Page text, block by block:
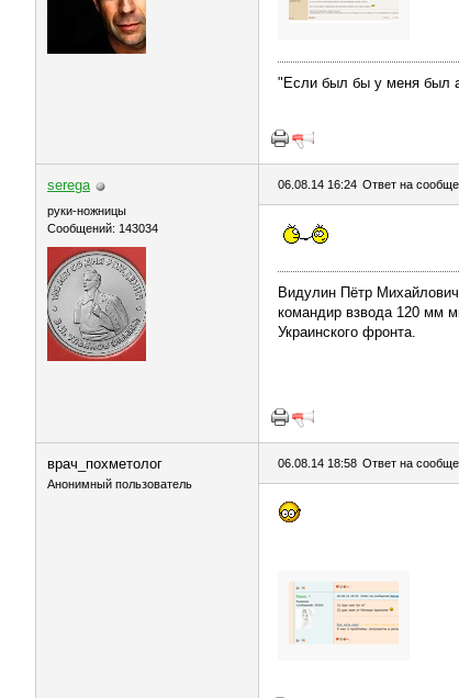
"Если был бы у меня был
serega
руки-ножницы
Сообщений: 143034
06.08.14 16:24 Ответ на
Видулин Пётр
командир взвода 120 мм
Украинского фронта.
врач_похметолог
Анонимный пользователь
06.08.14 18:58 Ответ на